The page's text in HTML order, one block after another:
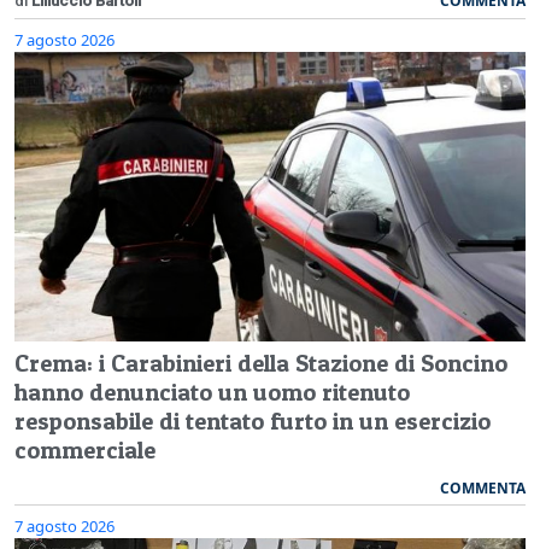
7 agosto 2026
Crema: i Carabinieri della Stazione di Soncino
hanno denunciato un uomo ritenuto
responsabile di tentato furto in un esercizio
commerciale
COMMENTA
7 agosto 2026